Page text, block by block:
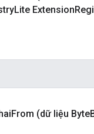
Lite Extension
From (dữ liệu Byte